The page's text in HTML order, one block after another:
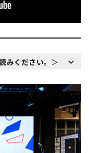
みください。 ＞